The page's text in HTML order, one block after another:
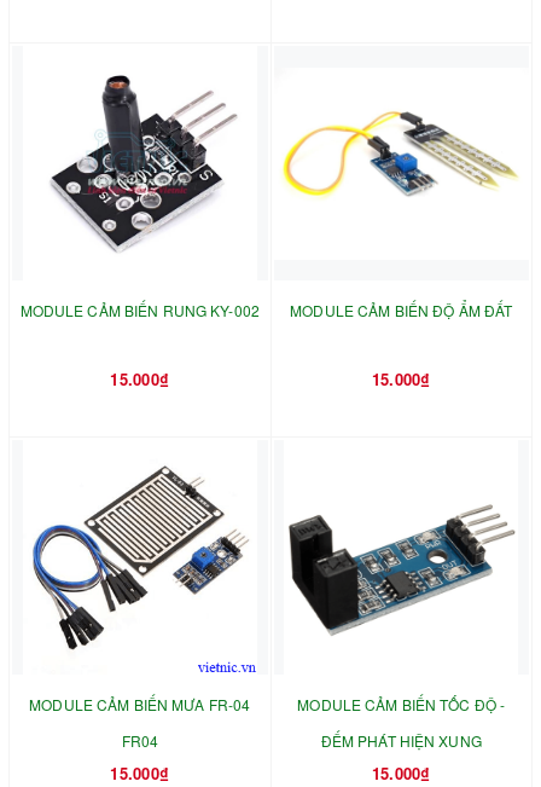
MODULE CẢM BIẾN RUNG KY-002
15.000₫
MODULE CẢM BIẾN ĐỘ ẨM ĐẤT
15.000₫
MODULE CẢM BIẾN MƯA FR-04
FR04
15.000₫
MODULE CẢM BIẾN TỐC ĐỘ -
ĐẾM PHÁT HIỆN XUNG
15.000₫